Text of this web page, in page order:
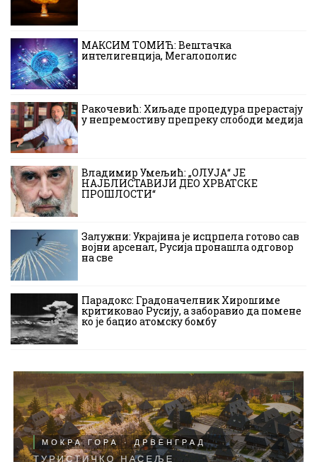
МАКСИМ ТОМИЋ: Вештачка
интелигенција, Мегалополис
Ракочевић: Хиљаде процедура прерастају
у непремостиву препреку слободи медија
Владимир Умељић: „ОЛУЈА“ ЈЕ
НАЈБЛИСТАВИЈИ ДЕО ХРВАТСКЕ
ПРОШЛОСТИ“
Залужни: Украјина је исцрпела готово сав
војни арсенал, Русија пронашла одговор
на све
Парадокс: Градоначелник Хирошиме
критиковао Русију, а заборавио да помене
ко је бацио атомску бомбу